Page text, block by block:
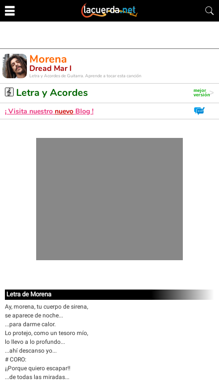
Morena
Dread Mar I
Letra y Acordes de Guitarra. Aprende a tocar esta canción
Letra y Acordes
¡ Visita nuestro nuevo Blog !
Letra de Morena
Ay, morena, tu cuerpo de sirena,
se aparece de noche...
...para darme calor.
Lo protejo, como un tesoro mío,
lo llevo a lo profundo...
...ahí descanso yo...
# CORO:
¡¡Porque quiero escapar!!
...de todas las miradas...